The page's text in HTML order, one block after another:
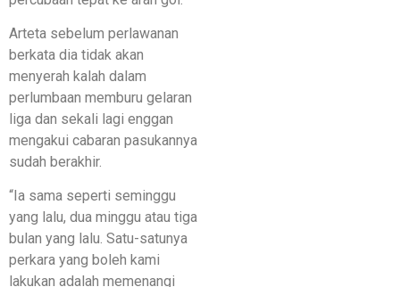
Arteta sebelum perlawanan
berkata dia tidak akan
menyerah kalah dalam
perlumbaan memburu gelaran
liga dan sekali lagi enggan
mengakui cabaran pasukannya
sudah berakhir.
“Ia sama seperti seminggu
yang lalu, dua minggu atau tiga
bulan yang lalu. Satu-satunya
perkara yang boleh kami
lakukan adalah memenangi